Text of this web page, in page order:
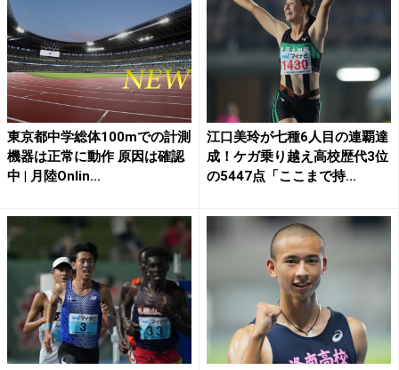
東京都中学総体100mでの計測
機器は正常に動作 原因は確認
中 | 月陸Onlin...
江口美玲が七種6人目の連覇達
成！ケガ乗り越え高校歴代3位
の5447点「ここまで持...